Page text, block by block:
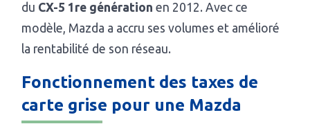
du CX-5 1re générationen 2012. Avec ce
modèle, Mazda a accru ses volumes et amélioré
la rentabilité de son réseau.
Fonctionnement des taxes de
carte grise pour une Mazda